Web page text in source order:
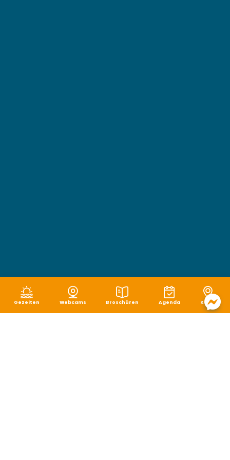
Gezeiten Webcams Broschüren Agenda Karte